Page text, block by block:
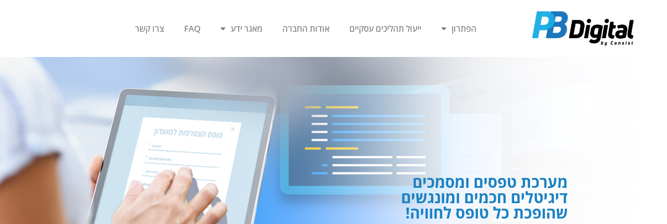
הפתרון ייעול תהליכים עסקיים אודות החברה מאגר ידע FAQ צרו קשר
מערכת טפסים ומסמכים
דיגיטלים חכמים ומונגשים
שהופכת כל טופס לחוויה!